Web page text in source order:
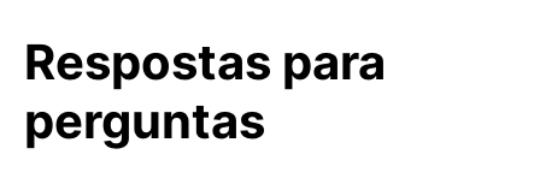
Respostas para
perguntas